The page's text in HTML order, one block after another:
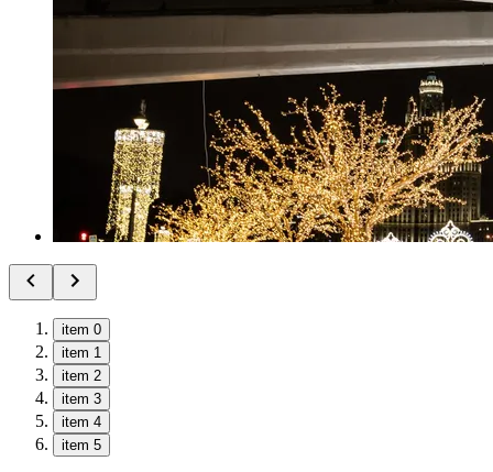
item 0
item 1
item 2
item 3
item 4
item 5